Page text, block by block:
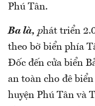
Phú Tân.
Ba là, phát triển
theo bờ biển phía
Đốc đến cửa biển
an toàn cho đê
huyện Phú Tân và